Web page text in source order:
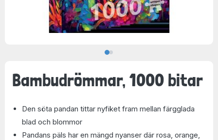
Bambudrömmar, 1000 bitar
Den söta pandan tittar nyfiket fram mellan färgglada
blad och blommor
Pandans päls har en mängd nyanser där rosa, orange,